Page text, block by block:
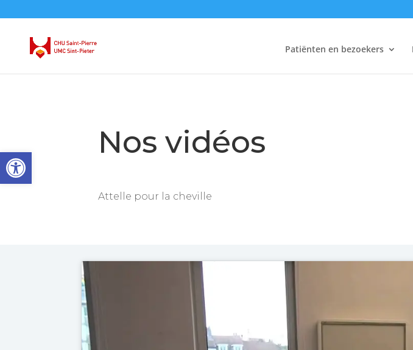
Open toolbar
Patiënten en bezoekers
Nos vidéos
Attelle pour la cheville